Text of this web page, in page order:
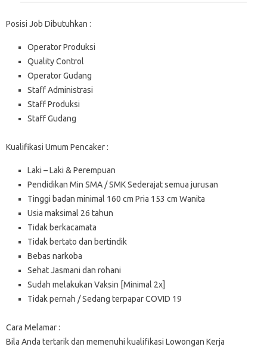
Posisi Job Dibutuhkan :
Operator Produksi
Quality Control
Operator Gudang
Staff Administrasi
Staff Produksi
Staff Gudang
Kualifikasi Umum Pencaker :
Laki – Laki & Perempuan
Pendidikan Min SMA / SMK Sederajat semua jurusan
Tinggi badan minimal 160 cm Pria 153 cm Wanita
Usia maksimal 26 tahun
Tidak berkacamata
Tidak bertato dan bertindik
Bebas narkoba
Sehat Jasmani dan rohani
Sudah melakukan Vaksin [Minimal 2x]
Tidak pernah / Sedang terpapar COVID 19
Cara Melamar :
Bila Anda tertarik dan memenuhi kualifikasi Lowongan Kerja